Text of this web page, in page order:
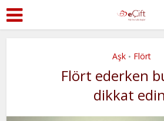
Aşk • Flört
Flört ederken
dikkat